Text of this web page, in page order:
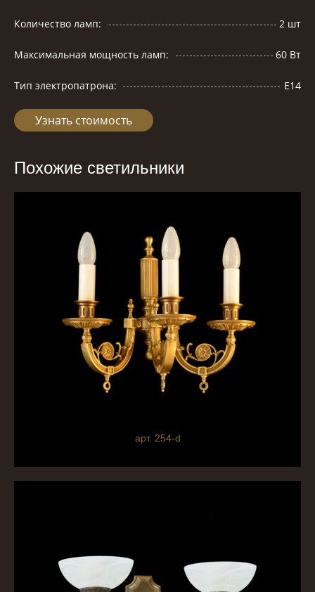
Количество ламп: 2 шт
Максимальная мощность ламп: 60 Вт
Тип электропатрона: Е14
Узнать стоимость
Похожие светильники
арт. 254-d